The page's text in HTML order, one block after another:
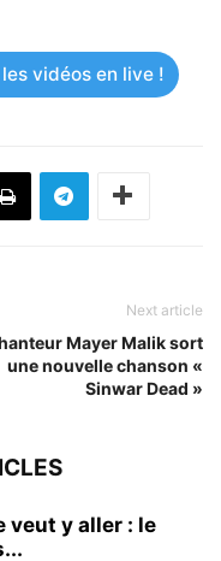
vidéos en live !
Next article
Mayer Malik sort
une nouvelle chanson «
Sinwar Dead »
veut y aller : le